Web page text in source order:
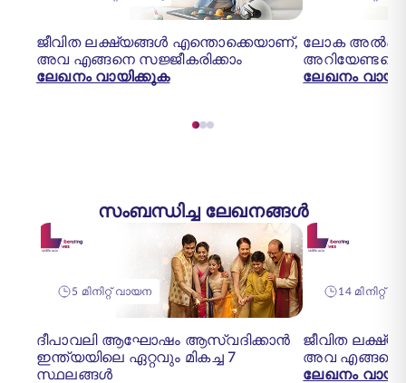
ജീവിത ലക്ഷ്യങ്ങൾ എന്തൊക്കെയാണ്,
അവ എങ്ങനെ സജ്ജീകരിക്കാം
ലേഖനം വായിക്കുക
ലോക
ലേഖനം
സംബന്ധിച്ച ലേഖനങ്ങൾ
5 മിനിറ്റ് വായന
ദീപാവലി ആഘോഷം ആസ്വദിക്കാൻ
ഇന്ത്യയിലെ ഏറ്റവും മികച്ച 7
സ്ഥലങ്ങൾ
14 മിനിറ്റ്
ജീവിത
അവ എങ്ങനെ
ലേഖനം